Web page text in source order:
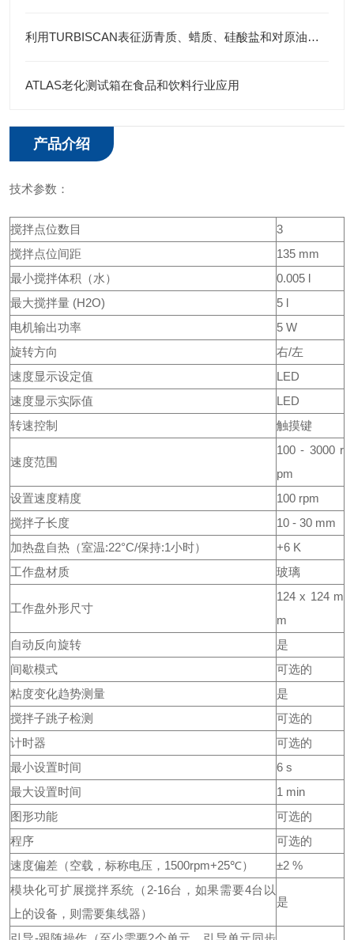
利用TURBISCAN表征沥青质、蜡质、硅酸盐和对原油乳液的稳定作用
ATLAS老化测试箱在食品和饮料行业应用
产品介绍
技术参数：
搅拌点位数目
3
搅拌点位间距
135 mm
最小搅拌体积（水）
0.005 l
最大搅拌量 (H2O)
5 l
电机输出功率
5 W
旋转方向
右/左
速度显示设定值
LED
速度显示实际值
LED
转速控制
触摸键
速度范围
100 - 3000 r
pm
设置速度精度
100 rpm
搅拌子长度
10 - 30 mm
加热盘自热（室温:22°C/保持:1小时）
+6 K
工作盘材质
玻璃
工作盘外形尺寸
124 x 124 m
m
自动反向旋转
是
间歇模式
可选的
粘度变化趋势测量
是
搅拌子跳子检测
可选的
计时器
可选的
最小设置时间
6 s
最大设置时间
1 min
图形功能
可选的
程序
可选的
速度偏差（空载，标称电压，1500rpm+25℃）
±2 %
模块化可扩展搅拌系统（2-16台，如果需要4台以
上的设备，则需要集线器）
是